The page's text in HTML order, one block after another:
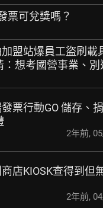
票可兌獎嗎？
加盟站爆員工盜刷載
：想考國營事業、別
票行動GO 儲存、
2年前,
店KIOSK查得到但
2年前,